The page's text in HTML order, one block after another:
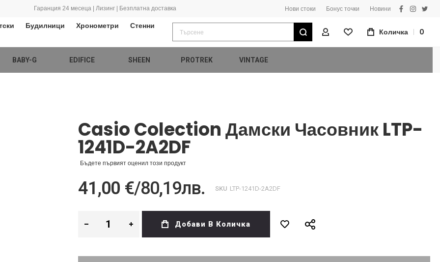
Гаранция 24 месеца | Лизинг | Безплатна доставка Нови стоки Бонус точки Новини
facebook
Будилници Хронометри
Стенни
Търсене
Моят ПрофилКоличка 0
BABY-G EDIFICE SHEEN PROTREK VINTAGE
Casio Colection Дамски Часовник LTP-
1241D-2A2DF
Бъдете първият оценил този продукт
41,00 €/80,19лв. SKU LTP-1241D-2A2DF
Добави В Количка